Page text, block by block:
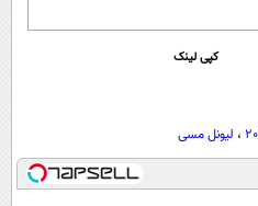
کپی لینک
، لیونل مسی